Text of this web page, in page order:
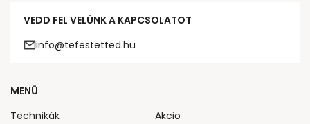
VEDD FEL VELÜNK A KAPCSOLATOT
info@tefestetted.hu
MENÜ
Technikák
Akcio